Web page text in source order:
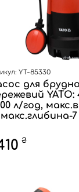
YT-85330
для
YATO:
л/год,
₴